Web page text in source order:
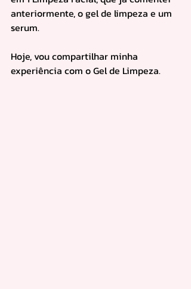
anteriormente, o gel de limpeza e um
serum.
Hoje, vou compartilhar minha
experiência com o Gel de Limpeza.